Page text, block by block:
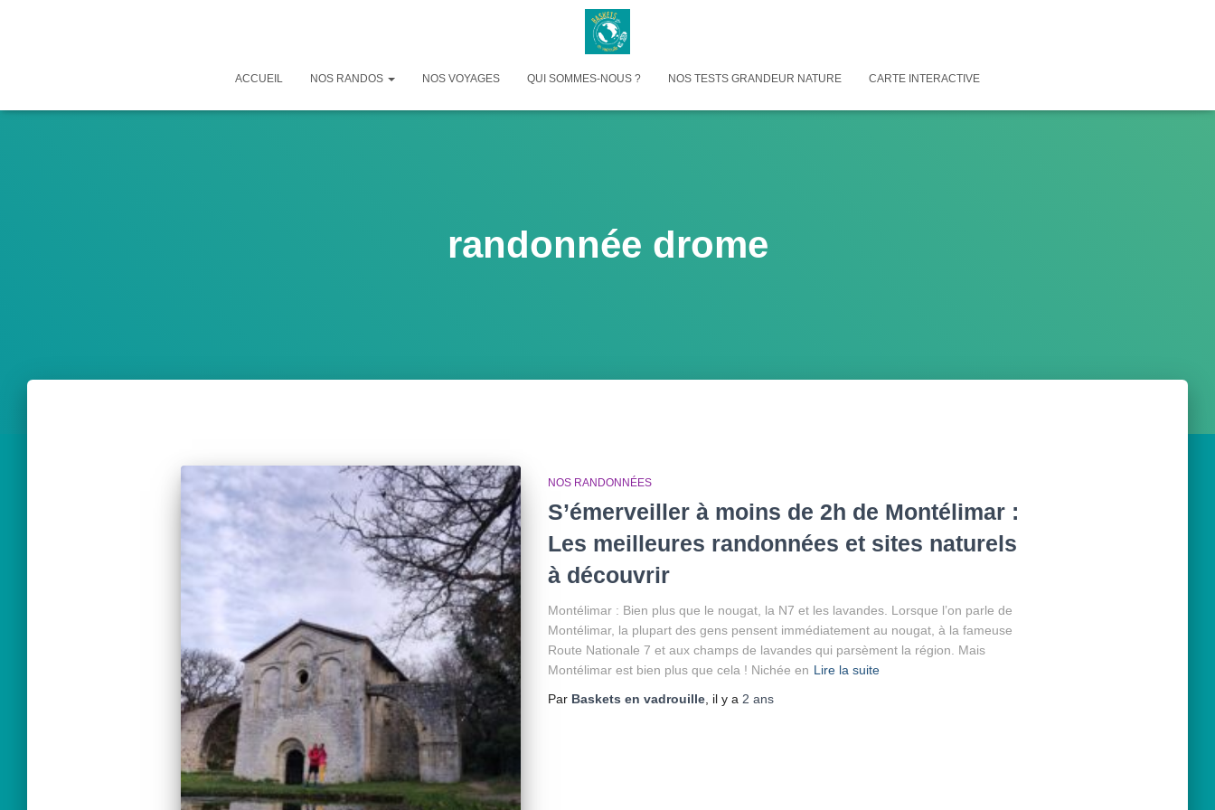
ACCUEIL NOS RANDOS NOS VOYAGES QUI SOMMES-NOUS ? NOS TESTS GRANDEUR NATURE CARTE INTERACTIVE
randonnée drome
NOS RANDONNÉES
S’émerveiller à moins de 2h de Montélimar :
Les meilleures randonnées et sites naturels
à découvrir
Montélimar : Bien plus que le nougat, la N7 et les lavandes. Lorsque l’on parle de
Montélimar, la plupart des gens pensent immédiatement au nougat, à la fameuse
Route Nationale 7 et aux champs de lavandes qui parsèment la région. Mais
Montélimar est bien plus que cela ! Nichée en Lire la suite
Par Baskets en vadrouille, il y a 2 ans